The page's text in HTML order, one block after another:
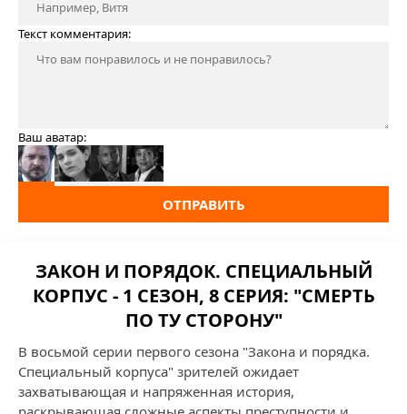
Текст комментария:
Ваш аватар:
ОТПРАВИТЬ
ЗАКОН И ПОРЯДОК. СПЕЦИАЛЬНЫЙ
КОРПУС - 1 СЕЗОН, 8 СЕРИЯ: "СМЕРТЬ
ПО ТУ СТОРОНУ"
В восьмой серии первого сезона "Закона и порядка.
Специальный корпуса" зрителей ожидает
захватывающая и напряженная история,